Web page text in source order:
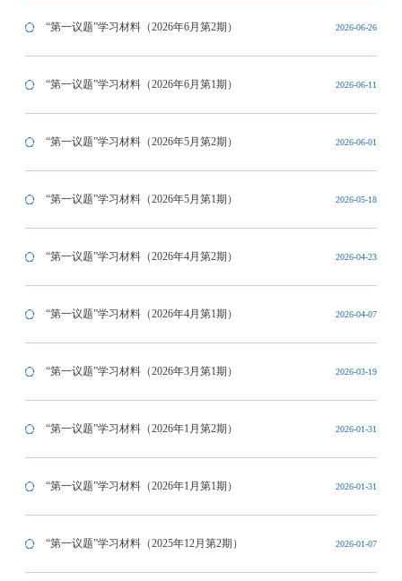
“第一议题”学习材料（2026年6月第2期） 2026-06-26
“第一议题”学习材料（2026年6月第1期） 2026-06-11
“第一议题”学习材料（2026年5月第2期） 2026-06-01
“第一议题”学习材料（2026年5月第1期） 2026-05-18
“第一议题”学习材料（2026年4月第2期） 2026-04-23
“第一议题”学习材料（2026年4月第1期） 2026-04-07
“第一议题”学习材料（2026年3月第1期） 2026-03-19
“第一议题”学习材料（2026年1月第2期） 2026-01-31
“第一议题”学习材料（2026年1月第1期） 2026-01-31
“第一议题”学习材料（2025年12月第2期） 2026-01-07